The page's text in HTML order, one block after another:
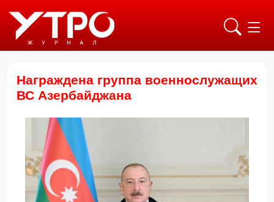
Награждена группа военнослужащих
ВС Азербайджана